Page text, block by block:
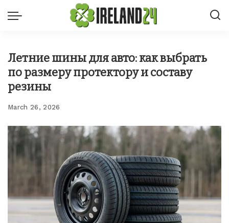
Летние шины для авто: как выбрать
по размеру протектору и составу
резины
March 26, 2026